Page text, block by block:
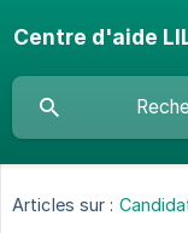
Centre d'aide
Articles sur :